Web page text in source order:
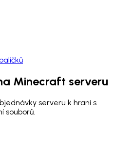
Minecraft serveru
serveru k hraní s
souborů.